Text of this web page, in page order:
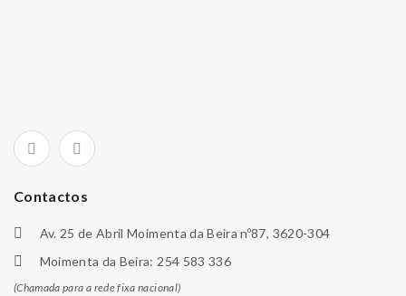
Contactos
Av. 25 de Abril Moimenta da Beira nº87, 3620-304
Moimenta da Beira: 254 583 336
(Chamada para a rede fixa nacional)